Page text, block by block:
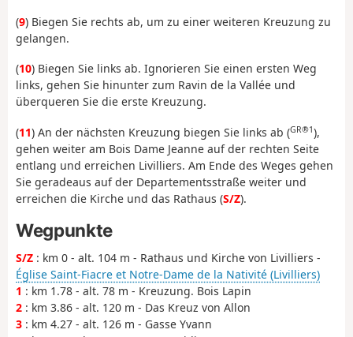
(9) Biegen Sie rechts ab, um zu einer weiteren Kreuzung zu
gelangen.
(10) Biegen Sie links ab. Ignorieren Sie einen ersten Weg
links, gehen Sie hinunter zum Ravin de la Vallée und
überqueren Sie die erste Kreuzung.
(11) An der nächsten Kreuzung biegen Sie links ab (GR®1),
gehen weiter am Bois Dame Jeanne auf der rechten Seite
entlang und erreichen Livilliers. Am Ende des Weges gehen
Sie geradeaus auf der Departementsstraße weiter und
erreichen die Kirche und das Rathaus (S/Z).
Wegpunkte
S/Z : km 0 - alt. 104 m - Rathaus und Kirche von Livilliers -
Église Saint-Fiacre et Notre-Dame de la Nativité (Livilliers)
1 : km 1.78 - alt. 78 m - Kreuzung. Bois Lapin
2 : km 3.86 - alt. 120 m - Das Kreuz von Allon
3 : km 4.27 - alt. 126 m - Gasse Yvann